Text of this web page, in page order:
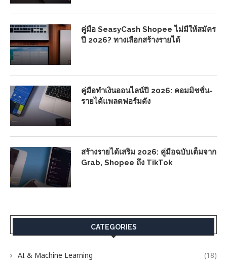
คู่มือ SeasyCash Shopee ไม่มีให้สมัคร
ปี 2026? ทางเลือกสร้างรายได้
คู่มือทำเงินออนไลน์ปี 2026: คอมมิชชั่น-
รายได้แพลตฟอร์มดัง
สร้างรายได้เสริม 2026: คู่มือฉบับเต็มจาก
Grab, Shopee ถึง TikTok
CATEGORIES
AI & Machine Learning (18)